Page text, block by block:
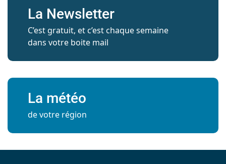
La Newsletter
C’est gratuit, et c’est chaque semaine
dans votre boite mail
La météo
de votre région